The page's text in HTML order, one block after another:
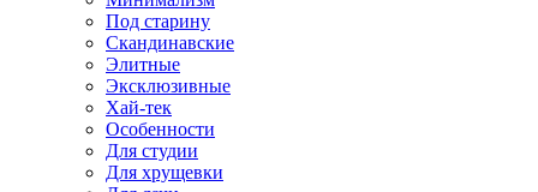
Под старину
Скандинавские
Элитные
Эксклюзивные
Хай-тек
Особенности
Для студии
Для хрущевки